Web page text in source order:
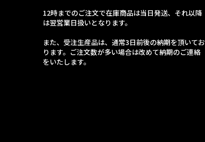
12時までのご注文で在庫商品は当日発送、それ以降
は翌営業日扱いとなります。
また、受注生産品は、通常3日前後の納期を頂いてお
ります。ご注文数が多い場合は改めて納期のご連絡
をいたします。